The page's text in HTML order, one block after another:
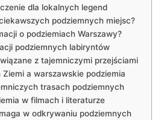
dla lokalnych legend
podziemnych miejsc?
o podziemiach Warszawy?
podziemnych labiryntów
z tajemniczymi przejściami
Ziemi a warszawskie podziemia
trasach podziemnych
w filmach i literaturze
w odkrywaniu podziemnych